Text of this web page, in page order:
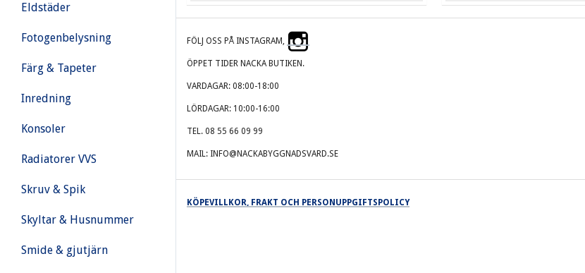
Eldstäder
Fotogenbelysning
Färg & Tapeter
Inredning
Konsoler
Radiatorer VVS
Skruv & Spik
Skyltar & Husnummer
Smide & gjutjärn
FÖLJ OSS PÅ INSTAGRAM,
ÖPPET TIDER NACKA BUTIKEN.
VARDAGAR: 08:00-18:00
LÖRDAGAR: 10:00-16:00
TEL. 08 55 66 09 99
MAIL: INFO@NACKABYGGNADSVARD.SE
KÖPEVILLKOR, FRAKT OCH PERSONUPPGIFTSPOLICY